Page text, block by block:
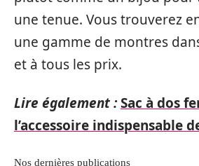
une tenue. Vous trouverez
une gamme de montres
et à tous les prix.
Lire également :Sac à dos
l’accessoire indispensable
Nos dernières publications